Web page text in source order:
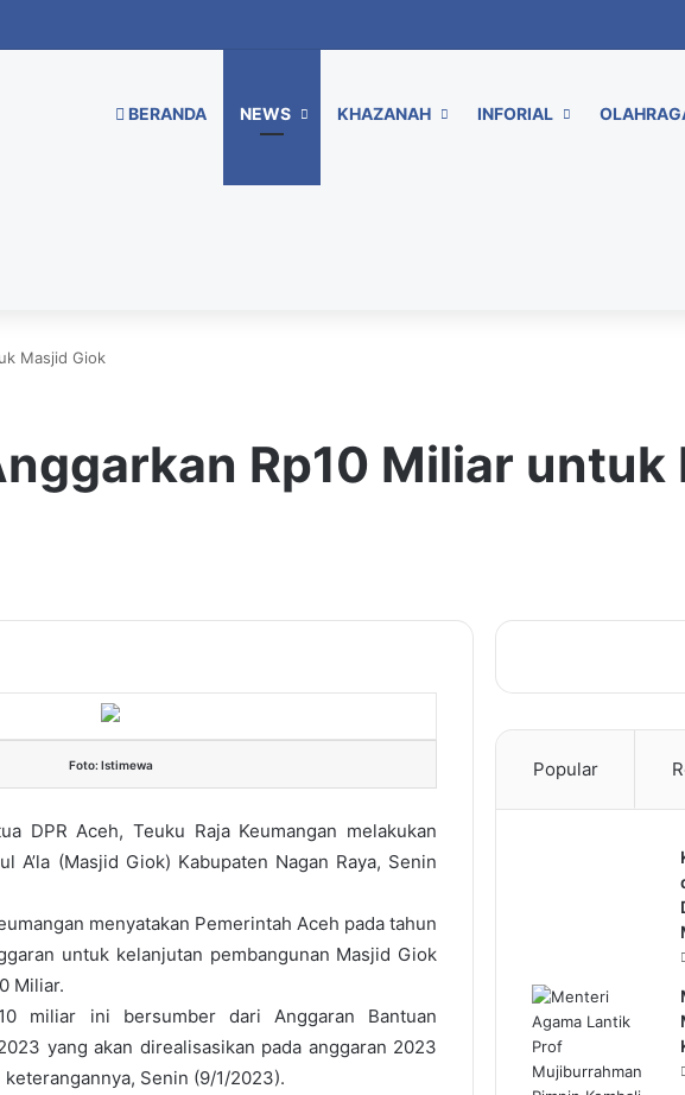
BERANDA NEWS KHAZANAH INFORIAL
Masjid Giok
Rp10 Miliar untuk
Foto: Istimewa
DPR Aceh, Teuku Raja Keumangan melakukan
A’la (Masjid Giok) Kabupaten Nagan Raya, Senin
menyatakan Pemerintah Aceh pada tahun
untuk kelanjutan pembangunan Masjid Giok
Miliar.
miliar ini bersumber dari Anggaran Bantuan
yang akan direalisasikan pada anggaran 2023
keterangannya, Senin (9/1/2023).
Popular